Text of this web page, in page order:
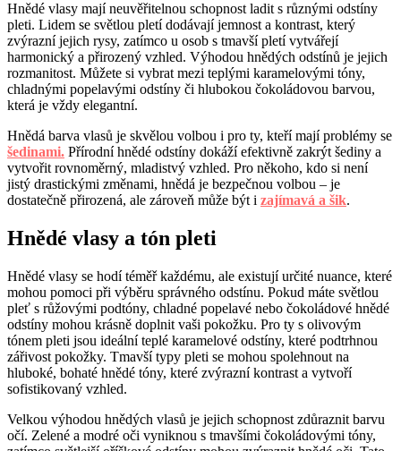
Hnědé vlasy mají neuvěřitelnou schopnost ladit s různými odstíny
pleti. Lidem se světlou pletí dodávají jemnost a kontrast, který
zvýrazní jejich rysy, zatímco u osob s tmavší pletí vytvářejí
harmonický a přirozený vzhled. Výhodou hnědých odstínů je jejich
rozmanitost. Můžete si vybrat mezi teplými karamelovými tóny,
chladnými popelavými odstíny či hlubokou čokoládovou barvou,
která je vždy elegantní.
Hnědá barva vlasů je skvělou volbou i pro ty, kteří mají problémy se
šedinami. Přírodní hnědé odstíny dokáží efektivně zakrýt šediny a
vytvořit rovnoměrný, mladistvý vzhled. Pro někoho, kdo si není
jistý drastickými změnami, hnědá je bezpečnou volbou – je
dostatečně přirozená, ale zároveň může být i zajímavá a šik.
Hnědé vlasy a tón pleti
Hnědé vlasy se hodí téměř každému, ale existují určité nuance, které
mohou pomoci při výběru správného odstínu. Pokud máte světlou
pleť s růžovými podtóny, chladné popelavé nebo čokoládové hnědé
odstíny mohou krásně doplnit vaši pokožku. Pro ty s olivovým
tónem pleti jsou ideální teplé karamelové odstíny, které podtrhnou
zářivost pokožky. Tmavší typy pleti se mohou spolehnout na
hluboké, bohaté hnědé tóny, které zvýrazní kontrast a vytvoří
sofistikovaný vzhled.
Velkou výhodou hnědých vlasů je jejich schopnost zdůraznit barvu
očí. Zelené a modré oči vyniknou s tmavšími čokoládovými tóny,